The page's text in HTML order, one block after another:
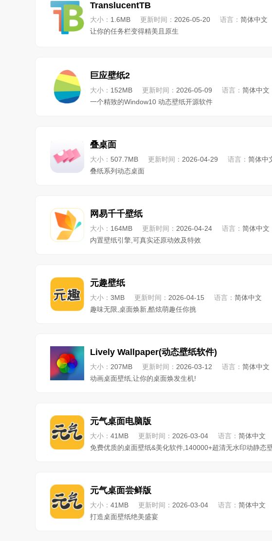
TranslucentTB
大小： 1.6MB 更新时间： 2026-05-20 语言： 简体中文
让你的任务栏变得精美且原生
巨应壁纸2
大小： 152MB 更新时间： 2026-05-09 语言： 简体中文
一个精致的Window10 动态壁纸开源软件
叠桌面
大小： 507.7MB 更新时间： 2026-04-29 语言： 简体中
叠纸系列动态桌面
网易千千壁纸
大小： 164MB 更新时间： 2026-04-24 语言： 简体中文
内置壁纸引擎,可真实还原动效及特效
元趣壁纸
大小： 3MB 更新时间： 2026-04-15 语言： 简体中文
趣味无限,桌面焕新,酷炫萌趣任你挑
Lively Wallpaper(动态壁纸软件)
大小： 207MB 更新时间： 2026-03-12 语言： 简体中文
动画桌面壁纸,让你的桌面焕发生机!
元气桌面电脑版
大小： 41MB 更新时间： 2026-03-04 语言： 简体中文
免费优质的桌面壁纸&美化软件,140000+超清无水印动静态
元气桌面尝鲜版
大小： 41MB 更新时间： 2026-03-04 语言： 简体中文
打造桌面壁纸绝美盛宴